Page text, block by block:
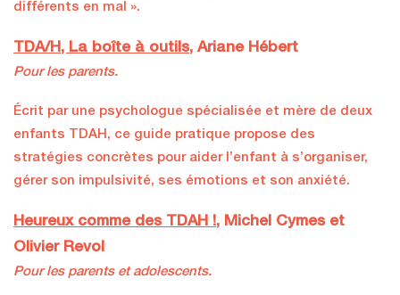
différents en mal ».
TDA/H, La boîte à outils, Ariane Hébert
Pour les parents.
Écrit par une psychologue spécialisée et mère de deux
enfants TDAH, ce guide pratique propose des
stratégies concrètes pour aider l’enfant à s’organiser,
gérer son impulsivité, ses émotions et son anxiété.
Heureux comme des TDAH !, Michel Cymes et
Olivier Revol
Pour les parents et adolescents.